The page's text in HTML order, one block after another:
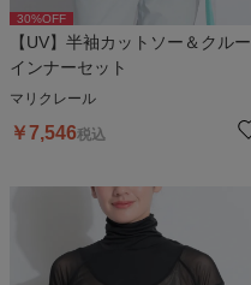
30%OFF
【UV】半袖カットソー＆クルー
インナーセット
マリクレール
￥7,546税込